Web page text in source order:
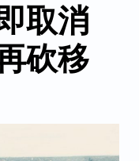
取消
砍移